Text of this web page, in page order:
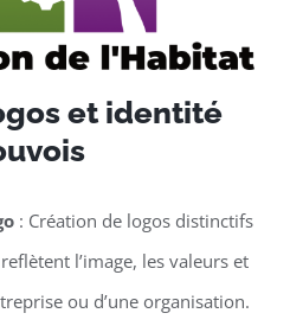
et identité
: Création de logos distinctifs
l’image, les valeurs et
ou d’une organisation.